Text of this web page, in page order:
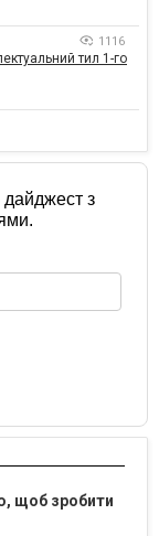
1116
тил 1-го
з
щоб зробити